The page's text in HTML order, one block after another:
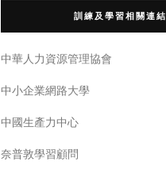
訓練及學習相關連結
中華人力資源管理協會
中小企業網路大學
中國生產力中心
奈普敦學習顧問